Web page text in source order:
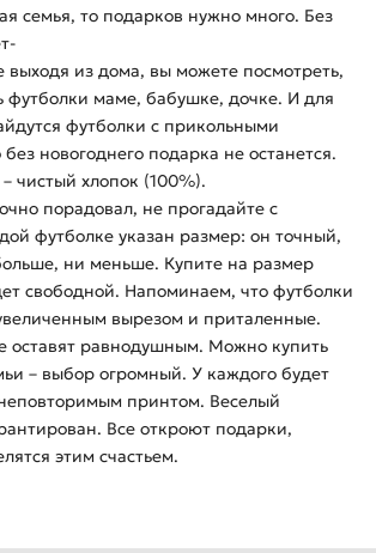
семья, то подарков нужно много. Без
из дома, вы можете посмотреть,
футболки маме, бабушке, дочке. И для
футболки с прикольными
новогоднего подарка не останется.
чистый хлопок (100%).
порадовал, не прогадайте с
футболке указан размер: он точный,
ни меньше. Купите на размер
свободной. Напоминаем, что футболки
вырезом и приталенные.
оставят равнодушным. Можно купить
– выбор огромный. У каждого будет
принтом. Веселый
Все откроют подарки,
этим счастьем.